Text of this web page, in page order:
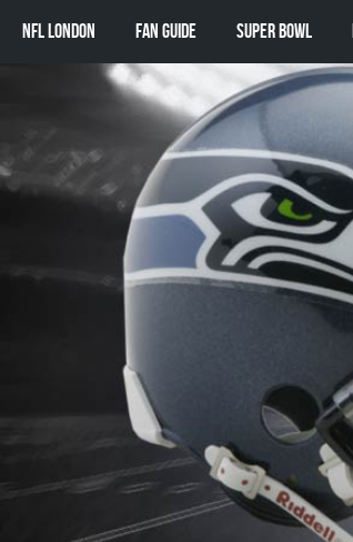
NFL London Fan Guide Super Bowl